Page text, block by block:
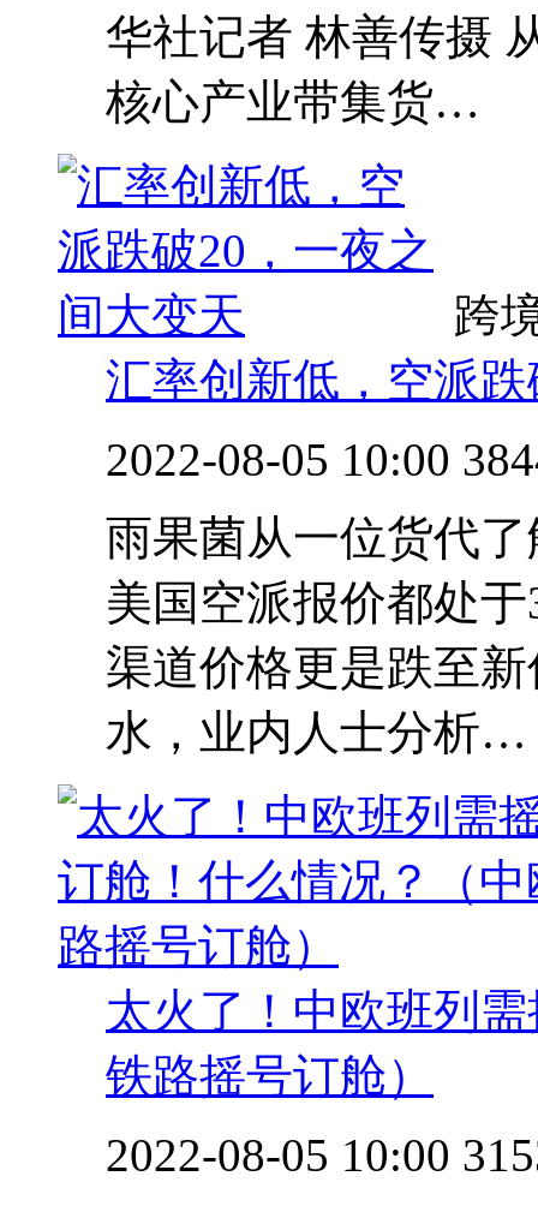
华社记者 林善传摄
核心产业带集货…
跨
汇率创新低，空派
2022-08-05 10:00
雨果菌从一位货代
美国空派报价都处
渠道价格更是跌至
水，业内人士分析…
太火了！中欧班列
铁路摇号订舱）
2022-08-05 10:00